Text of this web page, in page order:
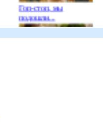
Гоп-стоп, мы
подошли...